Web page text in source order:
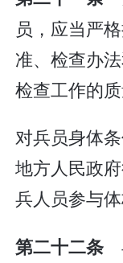
员，应当严
准、检查办
检查工作的质
对兵员身体
地方人民政
兵人员参与体
第二十二条